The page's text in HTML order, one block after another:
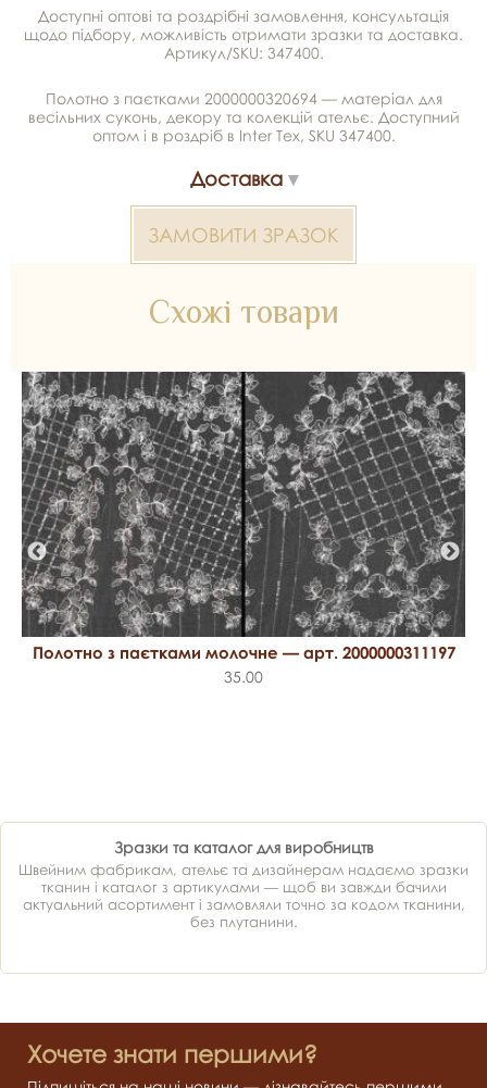
Доступні оптові та роздрібні замовлення, консультація
щодо підбору, можливість отримати зразки та доставка.
Артикул/SKU: 347400.
Полотно з паєтками 2000000320694 — матеріал для
весільних суконь, декору та колекцій ательє. Доступний
оптом і в роздріб в Inter Tex, SKU 347400.
Доставка
ЗАМОВИТИ ЗРАЗОК
Схожі товари
Полотно з паєтками молочне — арт. 2000000311197
35.00
Зразки та каталог для виробництв
Швейним фабрикам, ательє та дизайнерам надаємо зразки
тканин і каталог з артикулами — щоб ви завжди бачили
актуальний асортимент і замовляли точно за кодом тканини,
без плутанини.
Хочете знати першими?